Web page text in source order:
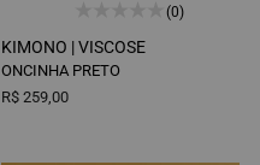
(0)
KIMONO |VISCOSE
ONCINHA PRETO
R$ 259,00